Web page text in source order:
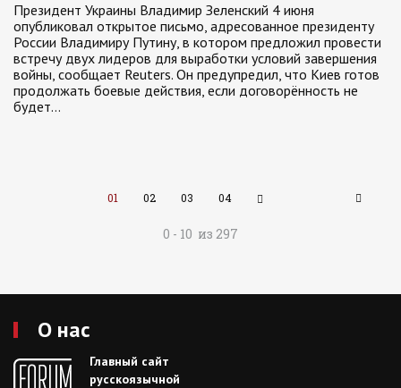
Президент Украины Владимир Зеленский 4 июня
опубликовал открытое письмо, адресованное президенту
России Владимиру Путину, в котором предложил провести
встречу двух лидеров для выработки условий завершения
войны, сообщает Reuters. Он предупредил, что Киев готов
продолжать боевые действия, если договорённость не
будет…
01 02 03 04
0 - 10 из 297
О нас
Главный сайт
русскоязычной